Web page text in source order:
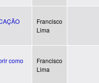
Francisco
Lima
como
Francisco
Lima